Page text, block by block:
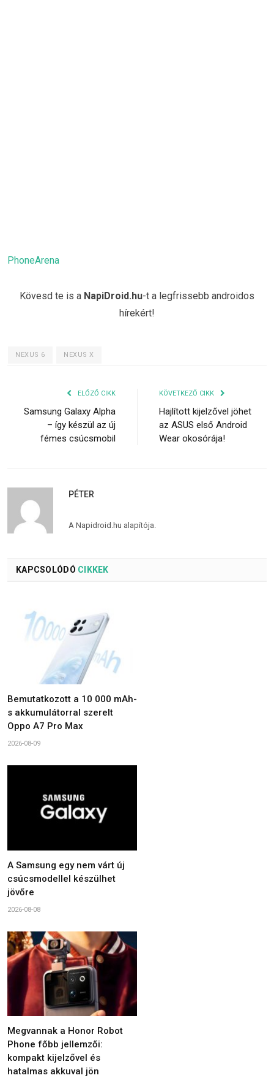
PhoneArena
Kövesd te is a NapiDroid.hu-t a legfrissebb androidos
hírekért!
NEXUS 6 NEXUS X
ELŐZŐ CIKK
Samsung Galaxy Alpha
– így készül az új
fémes csúcsmobil
KÖVETKEZŐ CIKK
Hajlított kijelzővel jöhet
az ASUS első Android
Wear okosórája!
PÉTER
A Napidroid.hu alapítója.
KAPCSOLÓDÓ CIKKEK
Bemutatkozott a 10 000 mAh-
s akkumulátorral szerelt
Oppo A7 Pro Max
2026-08-09
A Samsung egy nem várt új
csúcsmodellel készülhet
jövőre
2026-08-08
Megvannak a Honor Robot
Phone főbb jellemzői:
kompakt kijelzővel és
hatalmas akkuval jön